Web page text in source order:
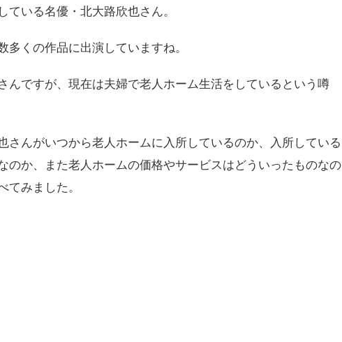
ている名優・北大路欣也さん。
多くの作品に出演していますね。
んですが、現在は夫婦で老人ホーム生活をしているという噂
さんがいつから老人ホームに入所しているのか、入所している
のか、また老人ホームの価格やサービスはどういったものなの
てみました。